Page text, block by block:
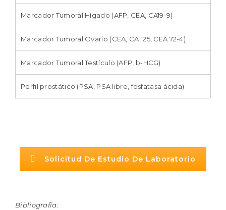
Marcador Tumoral Hígado (AFP, CEA, CA19-9)
Marcador Tumoral Ovario (CEA, CA 125, CEA 72-4)
Marcador Tumoral Testículo (AFP, b-HCG)
Perfil prostático (PSA, PSA libre, fosfatasa ácida)
Solicitud De Estudio De Laboratorio
Bibliografía: